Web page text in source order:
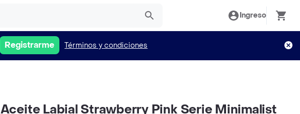
Ingreso
Registrarme Términos y condiciones
Aceite Labial Strawberry Pink Serie Minimalist